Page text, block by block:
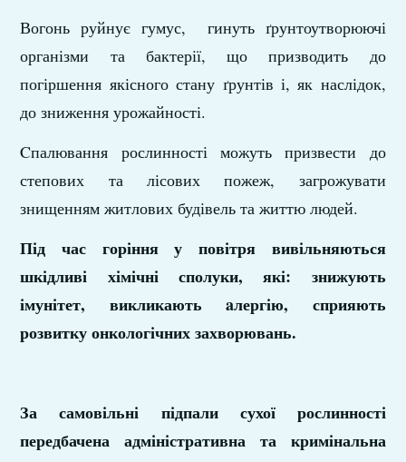
Вогонь руйнує гумус, гинуть ґрунтоутворюючі
організми та бактерії, що призводить до
погіршення якісного стану ґрунтів і, як наслідок,
до зниження урожайності.
Cпалювання рослинності можуть призвести до
степових та лісових пожеж, загрожувати
знищенням житлових будівель та життю людей.
Під час горіння у повітря вивільняються
шкідливі хімічні сполуки, які: знижують
імунітет, викликають aлергію, сприяють
розвитку онкологічних захворювань.
За самовільні підпали сухої рослинності
передбачена адміністративна та кримінальна